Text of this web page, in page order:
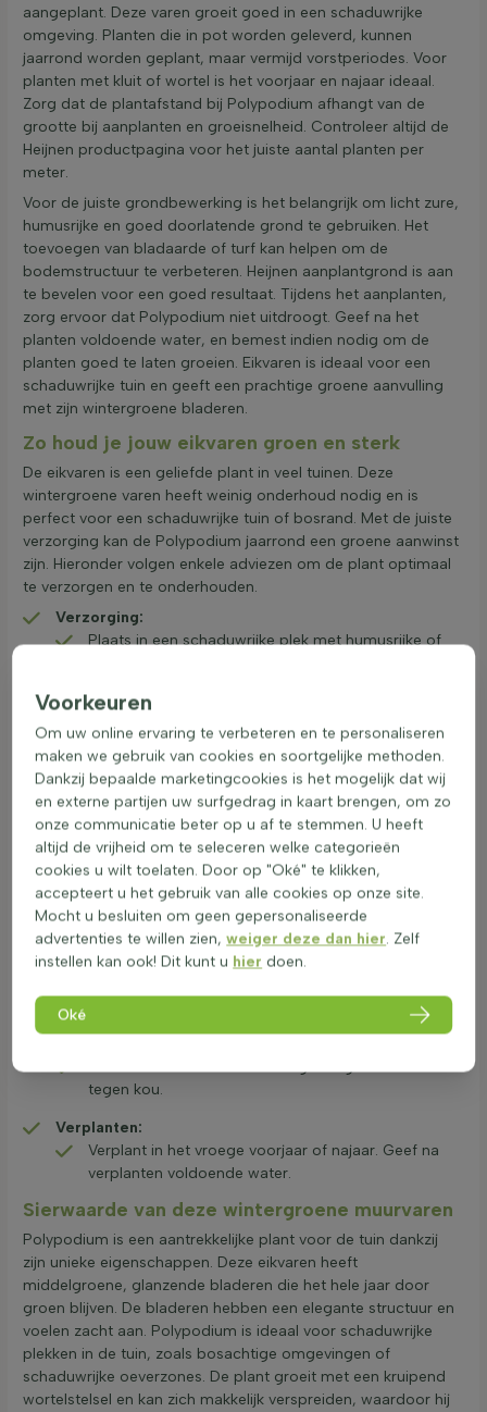
aangeplant. Deze varen groeit goed in een schaduwrijke
omgeving. Planten die in pot worden geleverd, kunnen
jaarrond worden geplant, maar vermijd vorstperiodes. Voor
planten met kluit of wortel is het voorjaar en najaar ideaal.
Zorg dat de plantafstand bij Polypodium afhangt van de
grootte bij aanplanten en groeisnelheid. Controleer altijd de
Heijnen productpagina voor het juiste aantal planten per
meter.
Voor de juiste grondbewerking is het belangrijk om licht zure,
humusrijke en goed doorlatende grond te gebruiken. Het
toevoegen van bladaarde of turf kan helpen om de
bodemstructuur te verbeteren. Heijnen aanplantgrond is aan
te bevelen voor een goed resultaat. Tijdens het aanplanten,
zorg ervoor dat Polypodium niet uitdroogt. Geef na het
planten voldoende water, en bemest indien nodig om de
planten goed te laten groeien. Eikvaren is ideaal voor een
schaduwrijke tuin en geeft een prachtige groene aanvulling
met zijn wintergroene bladeren.
Zo houd je jouw eikvaren groen en sterk
De eikvaren is een geliefde plant in veel tuinen. Deze
wintergroene varen heeft weinig onderhoud nodig en is
perfect voor een schaduwrijke tuin of bosrand. Met de juiste
verzorging kan de Polypodium jaarrond een groene aanwinst
zijn. Hieronder volgen enkele adviezen om de plant optimaal
te verzorgen en te onderhouden.
Verzorging:
Plaats in een schaduwrijke plek met humusrijke of
droogte.
Snoei advies:
Verwijder oude en beschadigde bladeren in het
voorjaar met een scherpe snoeischaar.
Bemesting:
Bemest één keer in het voorjaar met organische
mest om de groei te stimuleren.
Water geven:
Controleer grondvocht alleen tijdens droge
periodes. Geef dan matig water.
Scheuren/delen:Scheuren/delen niet van toepassing
voor dit geslacht
tegen kou.
Verplanten:
Verplant in het vroege voorjaar of najaar. Geef na
verplanten voldoende water.
Sierwaarde van deze wintergroene muurvaren
Polypodium is een aantrekkelijke plant voor de tuin dankzij
zijn unieke eigenschappen. Deze eikvaren heeft
middelgroene, glanzende bladeren die het hele jaar door
groen blijven. De bladeren hebben een elegante structuur en
voelen zacht aan. Polypodium is ideaal voor schaduwrijke
plekken in de tuin, zoals bosachtige omgevingen of
schaduwrijke oeverzones. De plant groeit met een kruipend
wortelstelsel en kan zich makkelijk verspreiden, waardoor hij
Voorkeuren
Om uw online ervaring te verbeteren en te personaliseren
maken we gebruik van cookies en soortgelijke methoden.
Dankzij bepaalde marketingcookies is het mogelijk dat wij
en externe partijen uw surfgedrag in kaart brengen, om zo
onze communicatie beter op u af te stemmen. U heeft
altijd de vrijheid om te seleceren welke categorieën
cookies u wilt toelaten. Door op "Oké" te klikken,
accepteert u het gebruik van alle cookies op onze site.
Mocht u besluiten om geen gepersonaliseerde
advertenties te willen zien,weiger deze dan hier. Zelf
instellen kan ook! Dit kunt u hier doen.
Oké